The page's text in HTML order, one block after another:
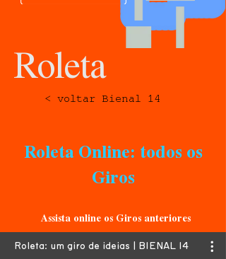
Roleta
< voltar Bienal 14
Roleta Online: todos os
Giros
Assista online os Giros anteriores
Roleta: um giro de ideias | BIENAL 14